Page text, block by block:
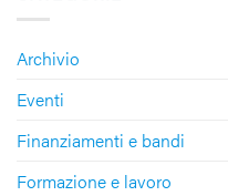
Archivio
Eventi
Finanziamenti e bandi
Formazione e lavoro